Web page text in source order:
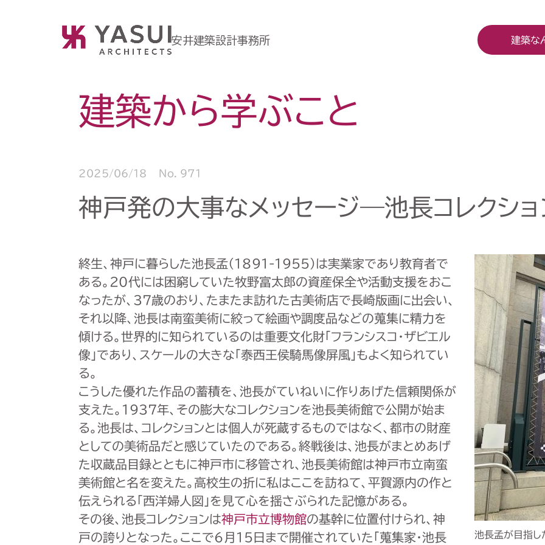
安井建築設計事務所 建築な
建築から学ぶこと
2025/06/18 No. 971
神戸発の大事なメッセージ―池長コレクショ
終生、神戸に暮らした池長孟（1891-1955）は実業家であり教育者で
ある。20代には困窮していた牧野富太郎の資産保全や活動支援をおこ
なったが、37歳のおり、たまたま訪れた古美術店で長崎版画に出会い、
それ以降、池長は南蛮美術に絞って絵画や調度品などの蒐集に精力を
傾ける。世界的に知られているのは重要文化財「フランシスコ・ザビエル
像」であり、スケールの大きな「泰西王侯騎馬像屏風」もよく知られてい
る。
こうした優れた作品の蓄積を、池長がていねいに作りあげた信頼関係が
支えた。1937年、その膨大なコレクションを池長美術館で公開が始ま
る。池長は、コレクションとは個人が死蔵するものではなく、都市の財産
としての美術品だと感じていたのである。終戦後は、池長がまとめあげ
た収蔵品目録とともに神戸市に移管され、池長美術館は神戸市立南蛮
美術館と名を変えた。高校生の折に私はここを訪ねて、平賀源内の作と
伝えられる「西洋婦人図」を見て心を揺さぶられた記憶がある。
その後、池長コレクションは神戸市立博物館の基幹に位置付けられ、神
戸の誇りとなった。ここで6月15日まで開催されていた「蒐集家・池長 池長孟が目指し